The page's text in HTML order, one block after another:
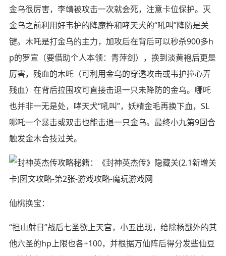
金乌很厉害，李靖被攻击一次就会死，注意卡位保护。灭
金乌之前利用好韦护的降魔杵和哮天犬的“吼叫”降防是关
键。木吒是打金乌的主力，加攻后在背后可以秒杀900多h
p的罗宣（要借助个人本领：青萍剑），换到淡黄袍后更是
厉害，残血的木吒（可利用金乌的穿透攻击或韦护撞心弄
残血）在背后拉围攻可直接击退一只未降防的金乌。哪吒
也并非一无是处，哮天犬“吼叫”，妖精金毛再换下血，SL
哪吒一个暴击或双击也能击退一只金乌。最终小九第9回合
触发金木合技过关。
仙桃换宝：
“担山射日”战后七圣欲上天宫，小五出现，给除杨戬外的其
他六圣的hp上限也各+100，并根据万仙阵后得分发些仙豆